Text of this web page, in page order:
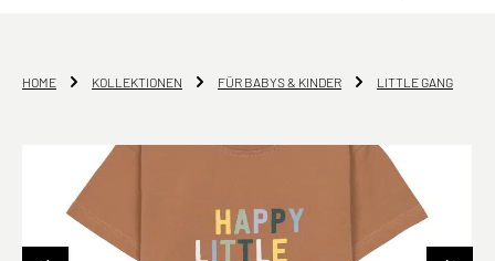
HOME KOLLEKTIONEN FÜR BABYS & KINDER LITTLE GANG
Bildergalerie überspringen